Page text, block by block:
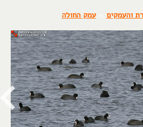
והעמקים »עמק החולה